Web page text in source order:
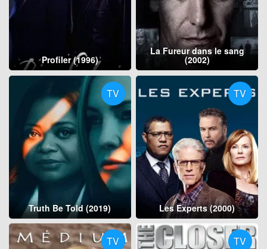
Profiler (1996)
La Fureur dans le sang
(2002)
TV
Truth Be Told (2019)
TV
Les Experts (2000)
TV TV